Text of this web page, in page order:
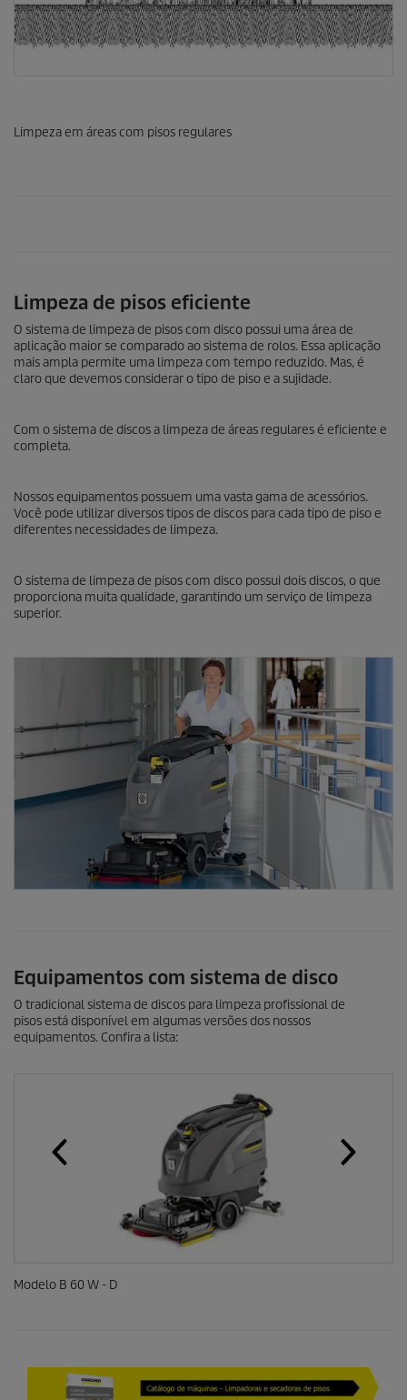
Limpeza em áreas com pisos regulares
Limpeza de pisos eficiente
O sistema de limpeza de pisos com disco possui uma área de
aplicação maior se comparado ao sistema de rolos. Essa aplicação
mais ampla permite uma limpeza com tempo reduzido. Mas, é
claro que devemos considerar o tipo de piso e a sujidade.
Com o sistema de discos a limpeza de áreas regulares é eficiente e
completa.
Nossos equipamentos possuem uma vasta gama de acessórios.
Você pode utilizar diversos tipos de discos para cada tipo de piso e
diferentes necessidades de limpeza.
O sistema de limpeza de pisos com disco possui dois discos, o que
proporciona muita qualidade, garantindo um serviço de limpeza
superior.
Equipamentos com sistema de disco
O tradicional sistema de discos para limpeza profissional de
pisos está disponível em algumas versões dos nossos
equipamentos. Confira a lista:
Modelo B 60 W - D